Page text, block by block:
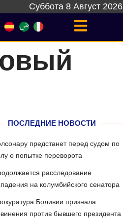
Суббота 8 Август 2026
ПОСЛЕДНИЕ НОВОСТИ
предстанет перед судом по
о попытке переворота
расследование
на колумбийского сенатора
Боливии признала
против бывшего президента